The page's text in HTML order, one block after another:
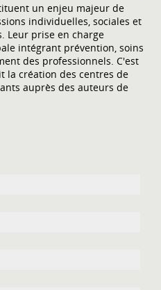
un enjeu majeur de
individuelles, sociales et
Leur prise en charge
intégrant prévention, soins
des professionnels. C'est
la création des centres de
auprès des auteurs de